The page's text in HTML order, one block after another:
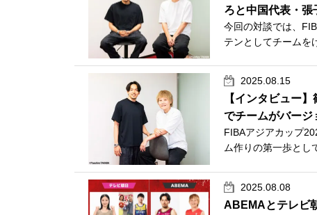
ろと中国代表・張
今回の対談では、
テンとしてチームを
2025.08.15
【インタビュー
でチームがバージ
FIBAアジアカップ
ム作りの第一歩とし
2025.08.08
ABEMAとテレビ